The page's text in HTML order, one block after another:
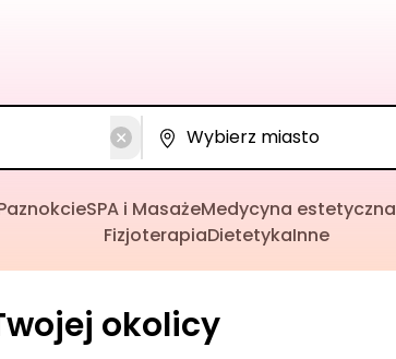
SPA i MasażeMedycyna estetyczna
FizjoterapiaDietetykaInne
okolicy